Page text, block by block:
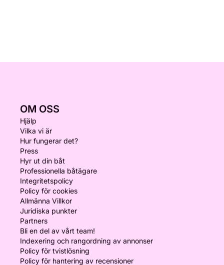
OM OSS
Hjälp
Vilka vi är
Hur fungerar det?
Press
Hyr ut din båt
Professionella båtägare
Integritetspolicy
Policy för cookies
Allmänna Villkor
Juridiska punkter
Partners
Bli en del av vårt team!
Indexering och rangordning av annonser
Policy för tvistlösning
Policy för hantering av recensioner